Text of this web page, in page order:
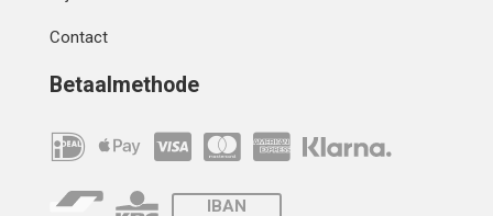
Contact
Betaalmethode
IBAN